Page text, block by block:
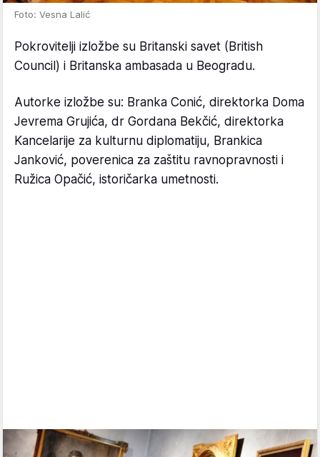
Foto: Vesna Lalić
Pokrovitelji izložbe su Britanski savet (British
Council) i Britanska ambasada u Beogradu.
Autorke izložbe su: Branka Conić, direktorka Doma
Jevrema Grujića, dr Gordana Bekčić, direktorka
Kancelarije za kulturnu diplomatiju, Brankica
Janković, poverenica za zaštitu ravnopravnosti i
Ružica Opačić, istoričarka umetnosti.